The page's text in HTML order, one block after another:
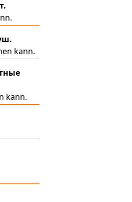
kann.
kann.